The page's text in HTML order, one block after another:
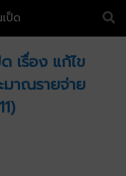
ป็ด
เรื่อง แก้ไข
มาณรายจ่าย